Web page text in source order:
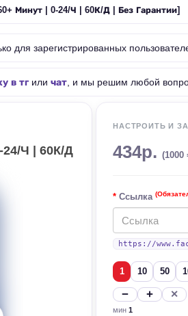
Минут | 0-24/Ч | 60К/Д | Без Гарантии]
для зарегистрированных
в тгили чат , и мы решим любой
Ч | 60К/Д
НАСТРОИТЬ И
434р. (1000
Ссылка
https://
1 10 50
− + ✕
мин 1